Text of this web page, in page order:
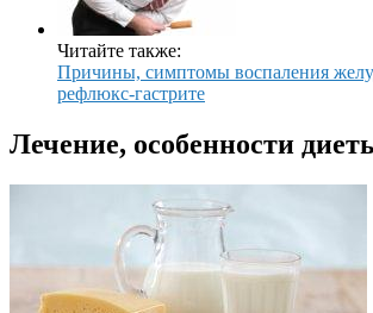
Читайте также:
Причины, симптомы воспаления
рефлюкс-гастрите
Лечение, особенности